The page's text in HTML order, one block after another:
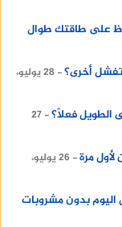
على طاقتك طوال
أخرى؟
28 يوليو،
فعلًا؟ 27
لأول مرة
26 يوليو،
بدون مشروبات